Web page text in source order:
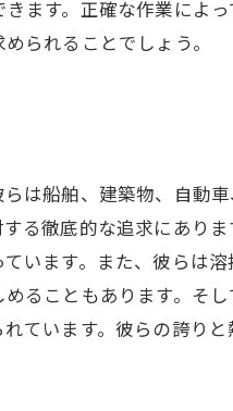
ます。正確な作業によ
られることでしょう。
は船舶、建築物、自動
る徹底的な追求にあり
います。また、彼らは
ることもあります。そ
います。彼らの誇り